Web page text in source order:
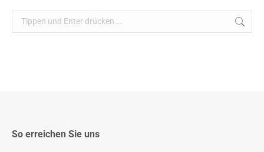
Search:
So erreichen Sie uns